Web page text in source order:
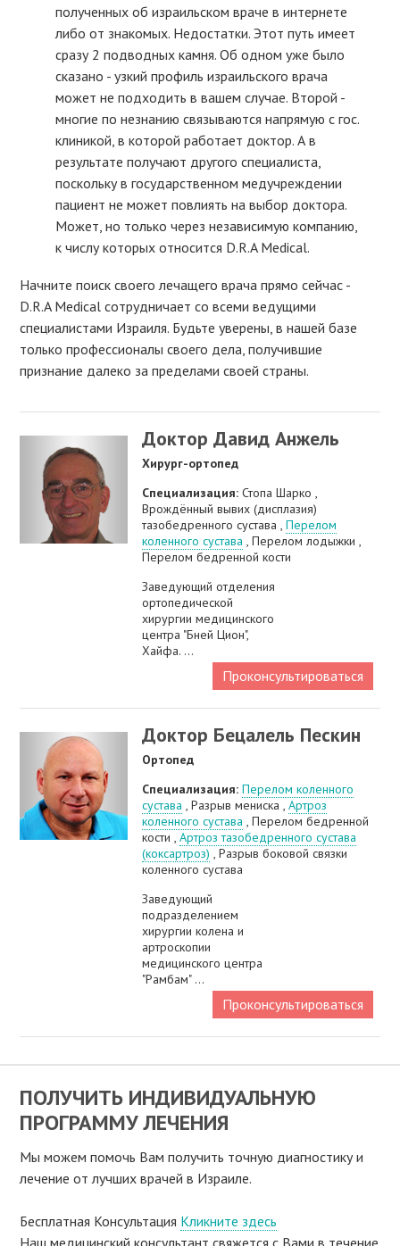
полученных об израильском враче в интернете
либо от знакомых. Недостатки. Этот путь имеет
сразу 2 подводных камня. Об одном уже было
сказано - узкий профиль израильского врача
может не подходить в вашем случае. Второй -
многие по незнанию связываются напрямую с гос.
клиникой, в которой работает доктор. А в
результате получают другого специалиста,
поскольку в государственном медучреждении
пациент не может повлиять на выбор доктора.
Может, но только через независимую компанию,
к числу которых относится D.R.A Medical.
Начните поиск своего лечащего врача прямо сейчас -
D.R.A Medical сотрудничает со всеми ведущими
специалистами Израиля. Будьте уверены, в нашей базе
только профессионалы своего дела, получившие
признание далеко за пределами своей страны.
Доктор Давид Анжель
Хирург-ортопед
Специализация:Стопа Шарко ,
Врождённый вывих (дисплазия)
тазобедренного сустава ,Перелом
коленного сустава , Перелом лодыжки ,
Перелом бедренной кости
Заведующий отделения
ортопедической
хирургии медицинского
центра "Бней Цион",
Хайфа. ...
Проконсультироваться
Доктор Бецалель Пескин
Ортопед
Специализация:Перелом коленного
сустава , Разрыв мениска ,Артроз
коленного сустава , Перелом бедренной
кости ,Артроз тазобедренного сустава
(коксартроз) , Разрыв боковой связки
коленного сустава
Заведующий
подразделением
хирургии колена и
артроскопии
медицинского центра
"Рамбам" ...
Проконсультироваться
ПОЛУЧИТЬ ИНДИВИДУАЛЬНУЮ
ПРОГРАММУ ЛЕЧЕНИЯ
Мы можем помочь Вам получить точную диагностику и
лечение от лучших врачей в Израиле.
Бесплатная Консультация Кликните здесь